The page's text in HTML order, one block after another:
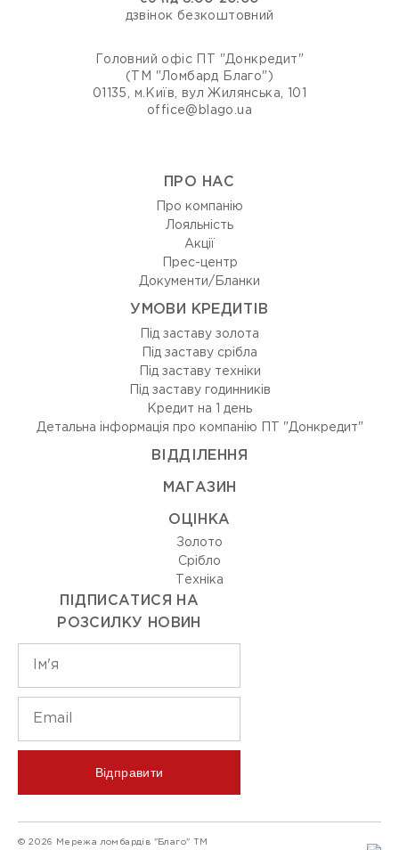
дзвінок безкоштовний
Головний офіс ПТ "Донкредит"
(ТМ "Ломбард Благо")
01135, м.Київ, вул Жилянська, 101
office@blago.ua
ПРО НАС
Про компанію
Лояльність
Акції
Прес-центр
Документи/Бланки
УМОВИ КРЕДИТІВ
Під заставу золота
Під заставу срібла
Під заставу техніки
Під заставу годинників
Кредит на 1 день
Детальна інформація про компанію ПТ "Донкредит"
ВIДДIЛЕННЯ
МАГАЗИН
ОЦIНКА
Золото
Срiбло
Технiка
ПІДПИСАТИСЯ НА
РОЗСИЛКУ НОВИН
Відправити
© 2026 Мережа ломбардів "Благо" ТМ